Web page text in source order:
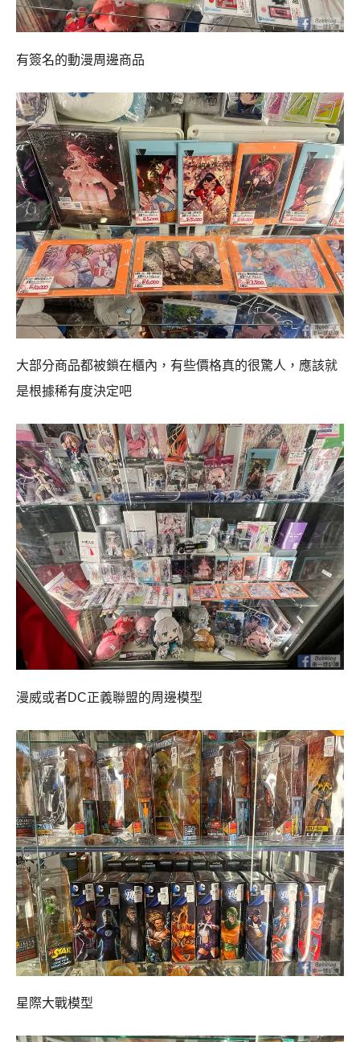
有簽名的動漫周邊商品
大部分商品都被鎖在櫃內，有些價格真的很驚人，應該就
是根據稀有度決定吧
漫威或者DC正義聯盟的周邊模型
星際大戰模型